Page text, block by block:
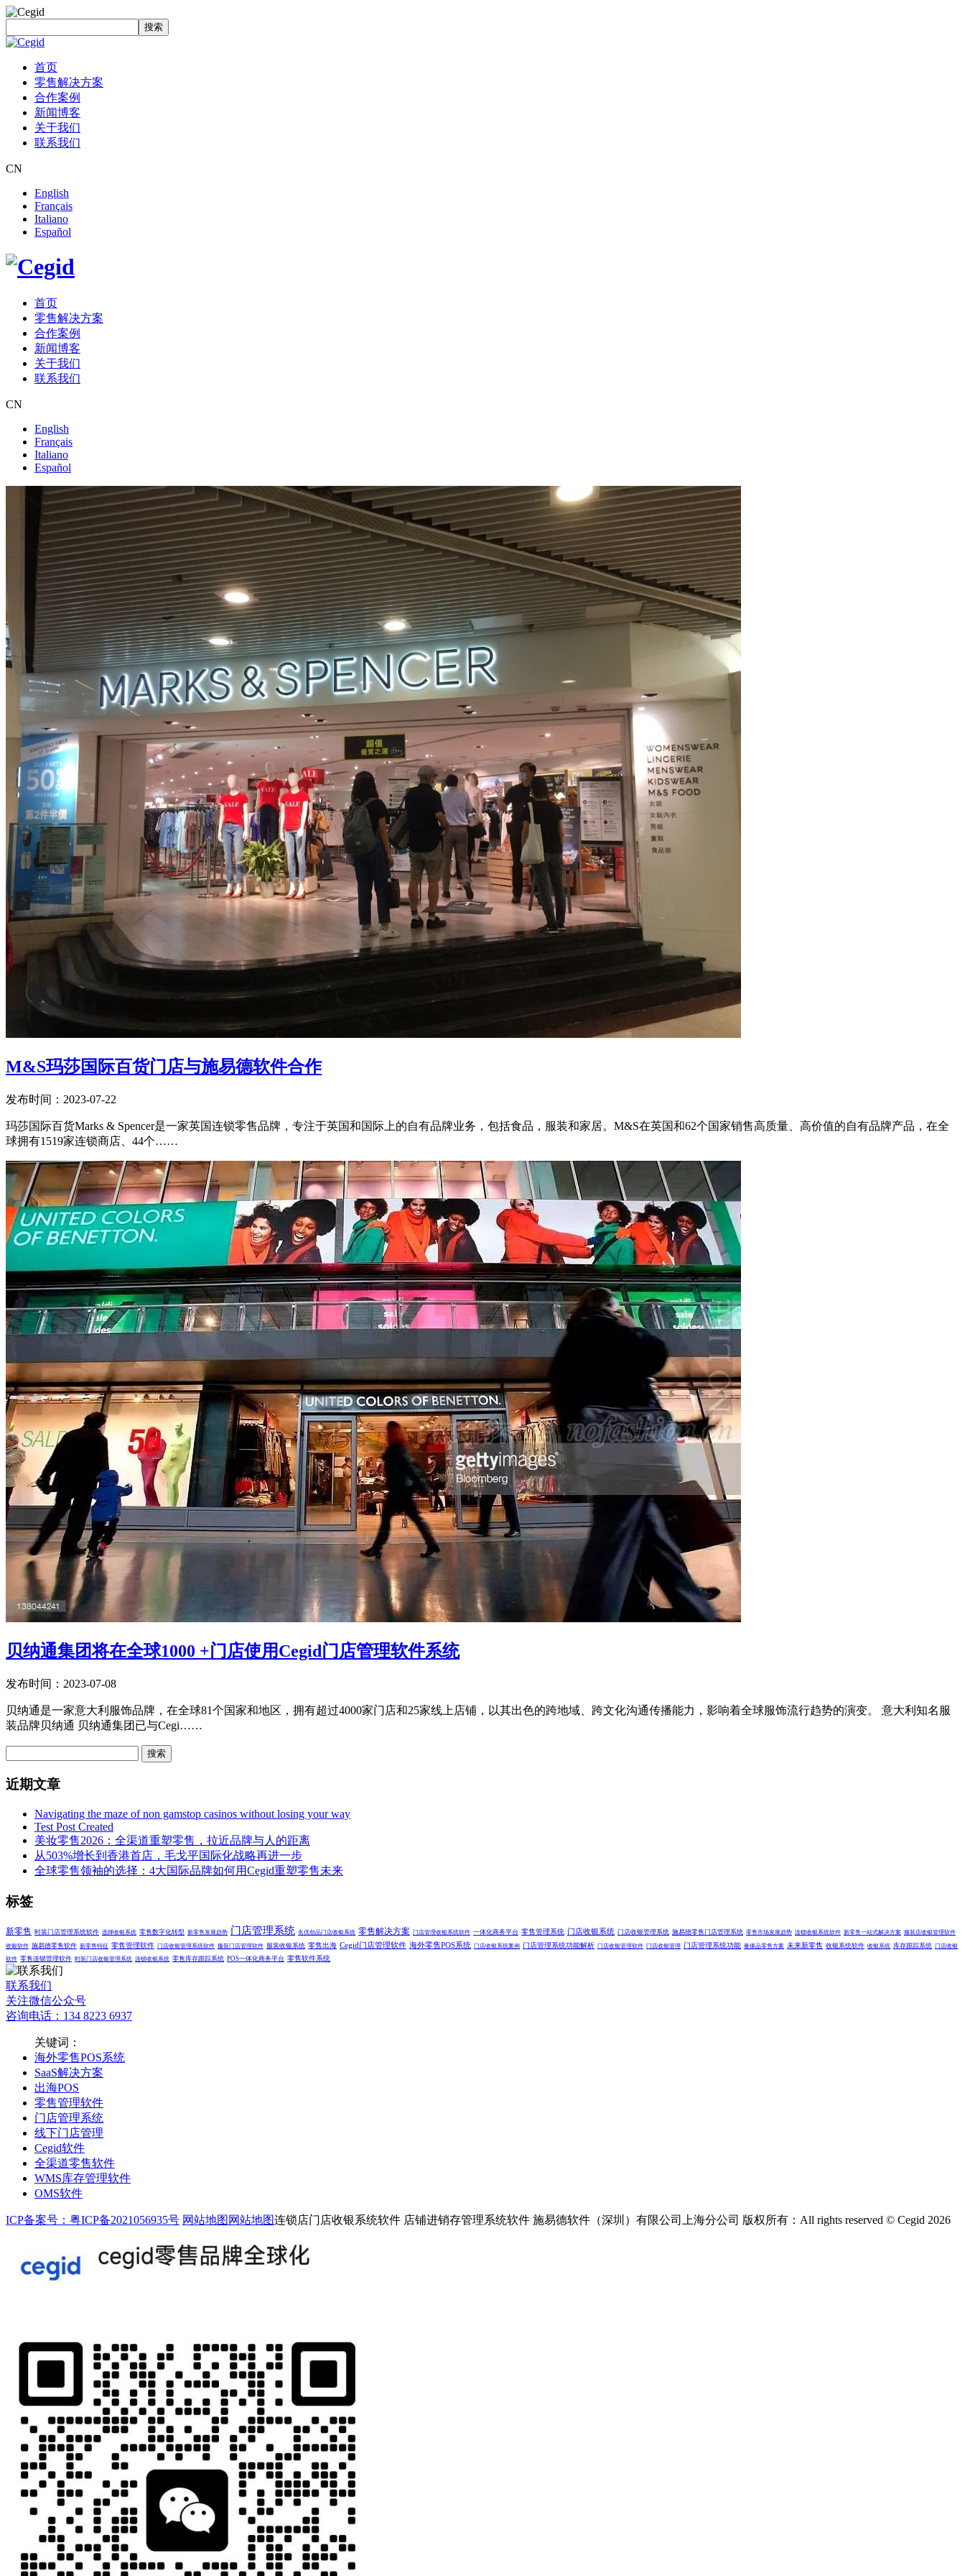
搜索
首页
零售解决方案
合作案例
新闻博客
关于我们
联系我们
CN
English
Français
Italiano
Español
首页
零售解决方案
合作案例
新闻博客
关于我们
联系我们
CN
English
Français
Italiano
Español
M&S玛莎国际百货门店与施易德软件合作
发布时间：2023-07-22
玛莎国际百货Marks & Spencer是一家英国连锁零售品牌，专注于英国和国际上的自有品牌业务，包括食品，服装和家居。M&S在英国和62个国家销售高质量、高价值的自有品牌产品，在全
球拥有1519家连锁商店、44个……
贝纳通集团将在全球1000 +门店使用Cegid门店管理软件系统
发布时间：2023-07-08
贝纳通是一家意大利服饰品牌，在全球81个国家和地区，拥有超过4000家门店和25家线上店铺，以其出色的跨地域、跨文化沟通传播能力，影响着全球服饰流行趋势的演变。 意大利知名服
装品牌贝纳通 贝纳通集团已与Cegi……
搜索
近期文章
Navigating the maze of non gamstop casinos without losing your way
Test Post Created
美妆零售2026：全渠道重塑零售，拉近品牌与人的距离
从503%增长到香港首店，毛戈平国际化战略再进一步
全球零售领袖的选择：4大国际品牌如何用Cegid重塑零售未来
标签
新零售 时装门店管理系统软件 选择收银系统 零售数字化转型 新零售发展趋势 门店管理系统 名优创品门店收银系统 零售解决方案 门店管理收银系统软件 一体化商务平台 零售管理系统 门店收银系统 门店收银管理系统 施易德零售门店管理系统 零售市场发展趋势 连锁收银系统软件 新零售一站式解决方案 服装店收银管理软件
收银软件 施易德零售软件 新零售特征 零售管理软件 门店收银管理系统软件 服装门店管理软件 服装收银系统 零售出海 Cegid门店管理软件 海外零售POS系统 门店收银系统案例 门店管理系统功能解析 门店收银管理软件 门店收银管理 门店管理系统功能 奢侈品零售方案 未来新零售 收银系统软件 收银系统 库存跟踪系统 门店收银
软件 零售连锁管理软件 时装门店收银管理系统 连锁收银系统 零售库存跟踪系统 POS一体化商务平台 零售软件系统
联系我们
关注微信公众号
咨询电话：134 8223 6937
关键词：
海外零售POS系统
SaaS解决方案
出海POS
零售管理软件
门店管理系统
线下门店管理
Cegid软件
全渠道零售软件
WMS库存管理软件
OMS软件
ICP备案号：粤ICP备2021056935号 网站地图 网站地图连锁店门店收银系统软件 店铺进销存管理系统软件 施易德软件（深圳）有限公司上海分公司 版权所有：All rights reserved © Cegid 2026